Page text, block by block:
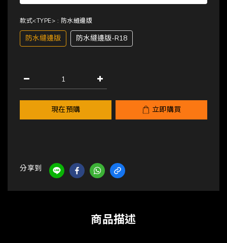
款式<TYPE> : 防水縫邊版
防水縫邊版 防水縫邊版-R18
現在預購 立即購買
分享到
商品描述